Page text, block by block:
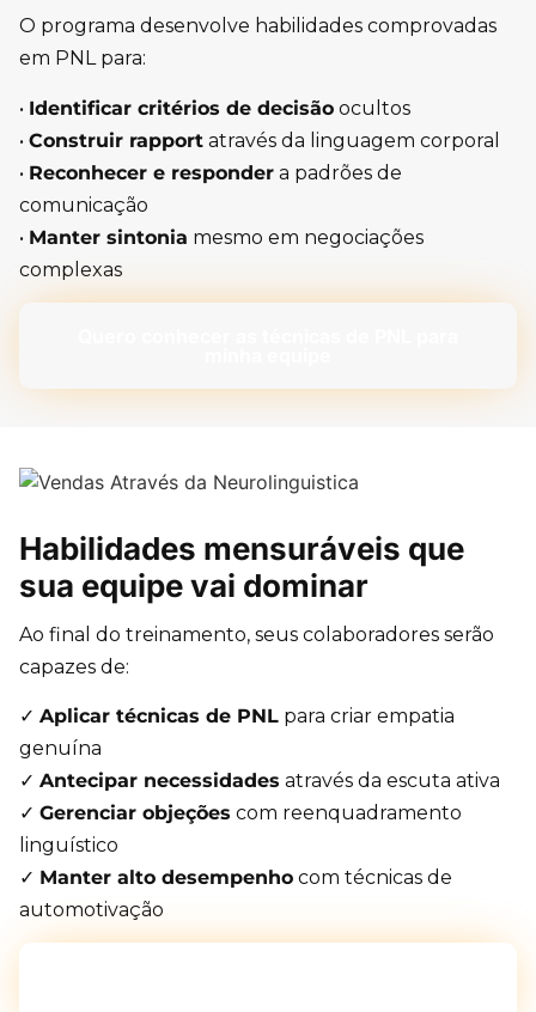
O programa desenvolve habilidades comprovadas
em PNL para:
• Identificar critérios de decisão ocultos
• Construir rapport através da linguagem corporal
• Reconhecer e responder a padrões de
comunicação
• Manter sintonia mesmo em negociações
complexas
Habilidades mensuráveis que
sua equipe vai dominar
Ao final do treinamento, seus colaboradores serão
capazes de:
✓ Aplicar técnicas de PNL para criar empatia
genuína
✓ Antecipar necessidades através da escuta ativa
✓ Gerenciar objeções com reenquadramento
linguístico
✓ Manter alto desempenho com técnicas de
automotivação